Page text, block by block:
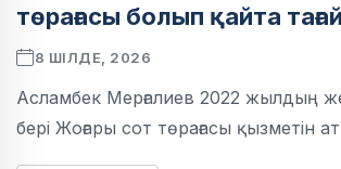
төрағасы болып қайта
8 ШІЛДЕ, 2026
Асламбек Мерғалиев 2022 жылдың
бері Жоғары сот төрағасы қызметін